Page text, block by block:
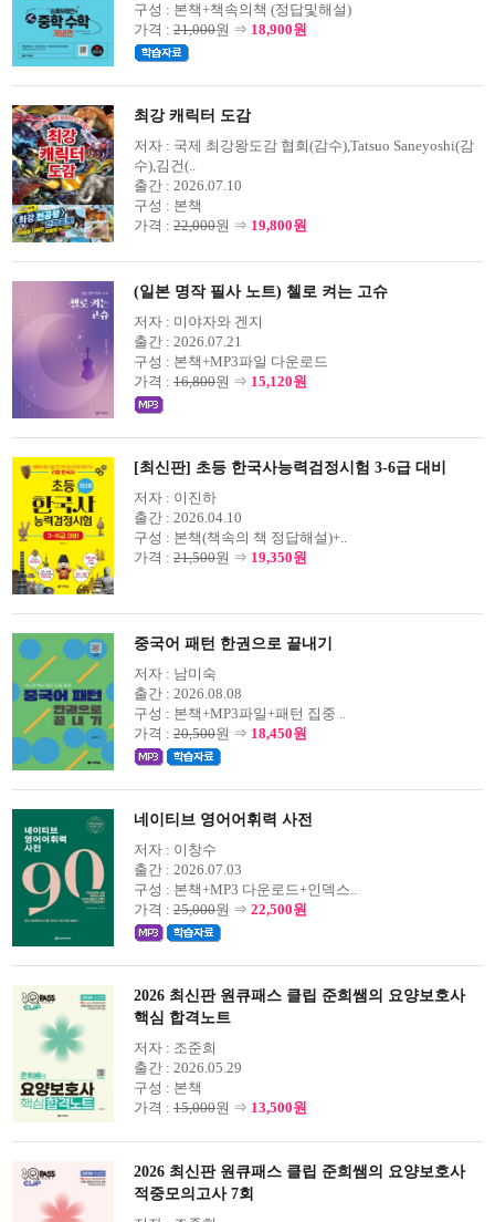
구성 : 본책+책속의책 (정답및해설)
가격 : 21,000원 ⇒ 18,900원
최강 캐릭터 도감
저자 : 국제 최강왕도감 협회(감수),Tatsuo Saneyoshi(감
수),김건(..
출간 : 2026.07.10
구성 : 본책
가격 : 22,000원 ⇒ 19,800원
(일본 명작 필사 노트) 첼로 켜는 고슈
저자 : 미야자와 겐지
출간 : 2026.07.21
구성 : 본책+MP3파일 다운로드
가격 : 16,800원 ⇒ 15,120원
[최신판] 초등 한국사능력검정시험 3-6급 대비
저자 : 이진하
출간 : 2026.04.10
구성 : 본책(책속의 책 정답해설)+..
가격 : 21,500원 ⇒ 19,350원
중국어 패턴 한권으로 끝내기
저자 : 남미숙
출간 : 2026.08.08
구성 : 본책+MP3파일+패턴 집중 ..
가격 : 20,500원 ⇒ 18,450원
네이티브 영어어휘력 사전
저자 : 이창수
출간 : 2026.07.03
구성 : 본책+MP3 다운로드+인덱스..
가격 : 25,000원 ⇒ 22,500원
2026 최신판 원큐패스 클립 준희쌤의 요양보호사
핵심 합격노트
저자 : 조준희
출간 : 2026.05.29
구성 : 본책
가격 : 15,000원 ⇒ 13,500원
2026 최신판 원큐패스 클립 준희쌤의 요양보호사
적중모의고사 7회